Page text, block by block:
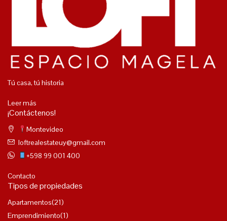
Tú casa, tú historia
Leer más
¡Contáctenos!
Montevideo
loftrealestateuy@gmail.com
+598 99 001 400
Contacto
Tipos de propiedades
Apartamentos(21)
Emprendimiento(1)